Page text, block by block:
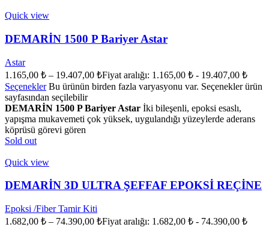
Quick view
DEMARİN 1500 P Bariyer Astar
Astar
1.165,00 ₺ – 19.407,00 ₺Fiyat aralığı: 1.165,00 ₺ - 19.407,00 ₺
Seçenekler Bu ürünün birden fazla varyasyonu var. Seçenekler ürün
sayfasından seçilebilir
DEMARİN 1500 P Bariyer Astar İki bileşenli, epoksi esaslı,
yapışma mukavemeti çok yüksek, uygulandığı yüzeylerde aderans
köprüsü görevi gören
Sold out
Quick view
DEMARİN 3D ULTRA ŞEFFAF EPOKSİ REÇİNE
Epoksi /Fiber Tamir Kiti
1.682,00 ₺ – 74.390,00 ₺Fiyat aralığı: 1.682,00 ₺ - 74.390,00 ₺